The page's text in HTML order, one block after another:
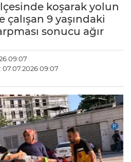
koşarak yolun
çalışan 9 yaşındaki
sonucu ağır
09:07
09:07